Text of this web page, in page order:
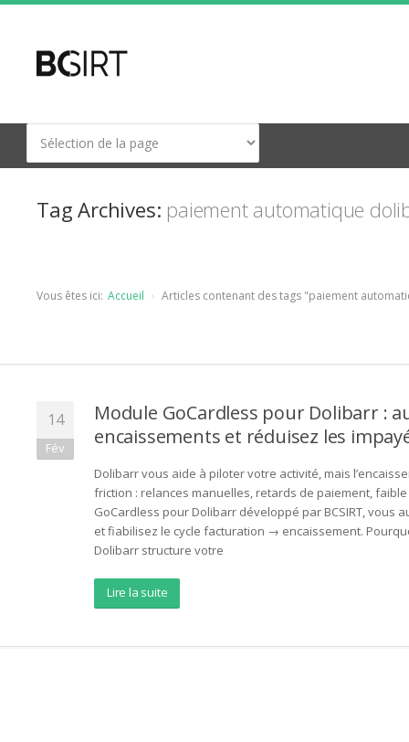
Tag Archives: paiement automatique
Vous êtes ici: Accueil Articles contenant des tags "paiement
14
Fév
Module GoCardless pour Dolibarr :
encaissements et réduisez les
Dolibarr vous aide à piloter votre activité, mais
friction : relances manuelles, retards de paiement,
GoCardless pour Dolibarr développé par BCSIRT, vous
et fiabilisez le cycle facturation → encaissement.
Dolibarr structure votre
Lire la suite